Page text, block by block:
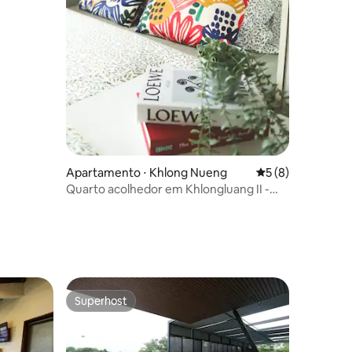
Apartamento ⋅ Khlong Nueng 5 de uma
5 (8)
Quarto acolhedor em Khlongluang II -
Superhost
Superhost